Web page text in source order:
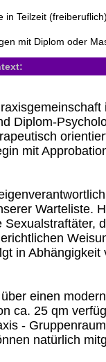
in Teilzeit
mit Diplom oder
Diplom-
mit
Warteliste.
Sexualstraftäter,
in Abhängigkeit
einen modern
ca. 25 qm
-
natürlich